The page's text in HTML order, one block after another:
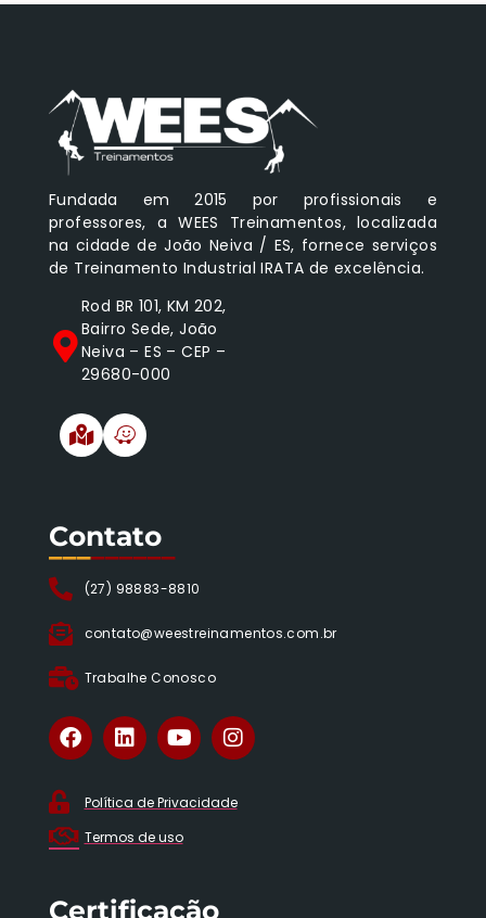
Fundada em 2015 por profissionais e
professores, a WEES Treinamentos, localizada
na cidade de João Neiva / ES, fornece serviços
de Treinamento Industrial IRATA de excelência.
Rod BR 101, KM 202,
Bairro Sede, João
Neiva – ES – CEP –
29680-000
Contato
(27) 98883-8810
contato@weestreinamentos.com.br
Trabalhe Conosco
_________
Política de Privacidade
Termos de uso
Certificação